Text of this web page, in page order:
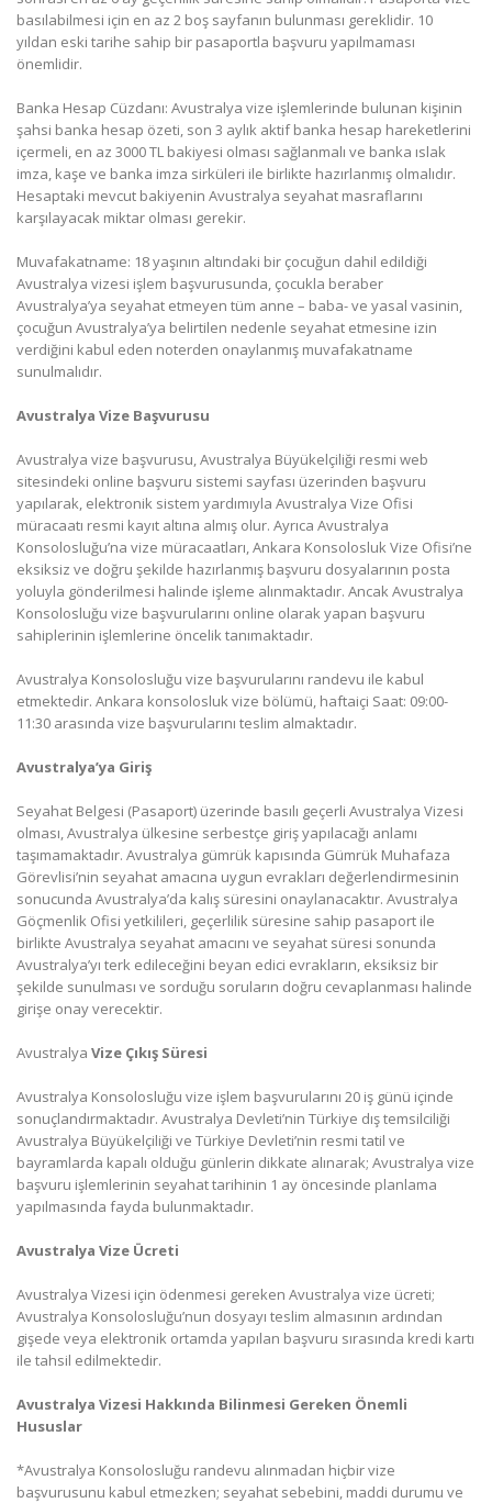
basılabilmesi için en az 2 boş sayfanın bulunması gereklidir. 10
yıldan eski tarihe sahip bir pasaportla başvuru yapılmaması
önemlidir.
Banka Hesap Cüzdanı: Avustralya vize işlemlerinde bulunan kişinin
şahsi banka hesap özeti, son 3 aylık aktif banka hesap hareketlerini
içermeli, en az 3000 TL bakiyesi olması sağlanmalı ve banka ıslak
imza, kaşe ve banka imza sirküleri ile birlikte hazırlanmış olmalıdır.
Hesaptaki mevcut bakiyenin Avustralya seyahat masraflarını
karşılayacak miktar olması gerekir.
Muvafakatname: 18 yaşının altındaki bir çocuğun dahil edildiği
Avustralya vizesi işlem başvurusunda, çocukla beraber
Avustralya’ya seyahat etmeyen tüm anne – baba- ve yasal vasinin,
çocuğun Avustralya’ya belirtilen nedenle seyahat etmesine izin
verdiğini kabul eden noterden onaylanmış muvafakatname
sunulmalıdır.
Avustralya Vize Başvurusu
Avustralya vize başvurusu, Avustralya Büyükelçiliği resmi web
sitesindeki online başvuru sistemi sayfası üzerinden başvuru
yapılarak, elektronik sistem yardımıyla Avustralya Vize Ofisi
müracaatı resmi kayıt altına almış olur. Ayrıca Avustralya
Konsolosluğu’na vize müracaatları, Ankara Konsolosluk Vize Ofisi’ne
eksiksiz ve doğru şekilde hazırlanmış başvuru dosyalarının posta
yoluyla gönderilmesi halinde işleme alınmaktadır. Ancak Avustralya
Konsolosluğu vize başvurularını online olarak yapan başvuru
sahiplerinin işlemlerine öncelik tanımaktadır.
Avustralya Konsolosluğu vize başvurularını randevu ile kabul
etmektedir. Ankara konsolosluk vize bölümü, haftaiçi Saat: 09:00-
11:30 arasında vize başvurularını teslim almaktadır.
Avustralya’ya Giriş
Seyahat Belgesi (Pasaport) üzerinde basılı geçerli Avustralya Vizesi
olması, Avustralya ülkesine serbestçe giriş yapılacağı anlamı
taşımamaktadır. Avustralya gümrük kapısında Gümrük Muhafaza
Görevlisi’nin seyahat amacına uygun evrakları değerlendirmesinin
sonucunda Avustralya’da kalış süresini onaylanacaktır. Avustralya
Göçmenlik Ofisi yetkilileri, geçerlilik süresine sahip pasaport ile
birlikte Avustralya seyahat amacını ve seyahat süresi sonunda
Avustralya’yı terk edileceğini beyan edici evrakların, eksiksiz bir
şekilde sunulması ve sorduğu soruların doğru cevaplanması halinde
girişe onay verecektir.
Avustralya Vize Çıkış Süresi
Avustralya Konsolosluğu vize işlem başvurularını 20 iş günü içinde
sonuçlandırmaktadır. Avustralya Devleti’nin Türkiye dış temsilciliği
Avustralya Büyükelçiliği ve Türkiye Devleti’nin resmi tatil ve
bayramlarda kapalı olduğu günlerin dikkate alınarak; Avustralya vize
başvuru işlemlerinin seyahat tarihinin 1 ay öncesinde planlama
yapılmasında fayda bulunmaktadır.
Avustralya Vize Ücreti
Avustralya Vizesi için ödenmesi gereken Avustralya vize ücreti;
Avustralya Konsolosluğu’nun dosyayı teslim almasının ardından
gişede veya elektronik ortamda yapılan başvuru sırasında kredi kartı
ile tahsil edilmektedir.
Avustralya Vizesi Hakkında Bilinmesi Gereken Önemli
Hususlar
*Avustralya Konsolosluğu randevu alınmadan hiçbir vize
başvurusunu kabul etmezken; seyahat sebebini, maddi durumu ve